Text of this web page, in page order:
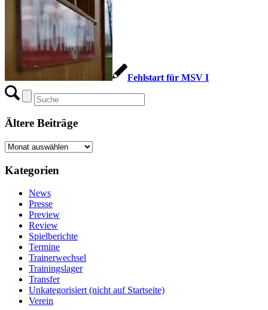
Fehlstart für MSV I
Ältere Beiträge
Ältere
Kategorien
News
Presse
Preview
Review
Spielberichte
Termine
Trainerwechsel
Trainingslager
Transfer
Unkategorisiert (nicht auf Startseite)
Verein